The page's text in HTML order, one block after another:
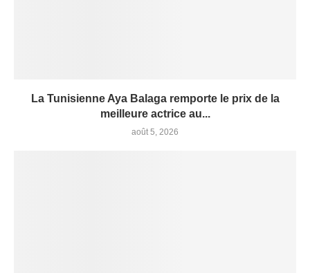
La Tunisienne Aya Balaga remporte le prix de la
meilleure actrice au...
août 5, 2026